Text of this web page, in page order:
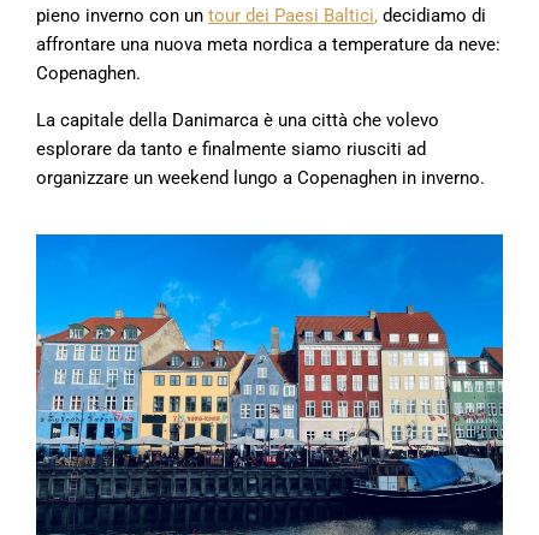
pieno inverno con un tour dei Paesi Baltici, decidiamo di
affrontare una nuova meta nordica a temperature da neve:
Copenaghen.
La capitale della Danimarca è una città che volevo
esplorare da tanto e finalmente siamo riusciti ad
organizzare un weekend lungo a Copenaghen in inverno.